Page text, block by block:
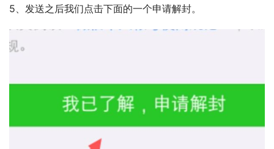
5、发送之后我们点击下面的一个申请解封。